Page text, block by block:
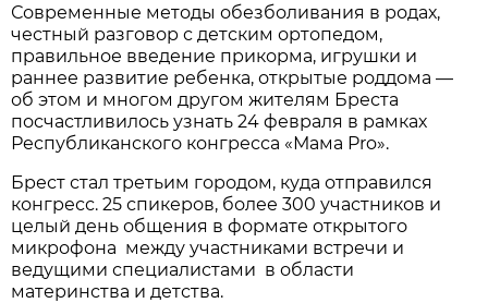
Современные методы обезболивания в родах,
честный разговор с детским ортопедом,
правильное введение прикорма, игрушки и
раннее развитие ребенка, открытые роддома —
об этом и многом другом жителям Бреста
посчастливилось узнать 24 февраля в рамках
Республиканского конгресса «Мама Pro».
Брест стал третьим городом, куда отправился
конгресс. 25 спикеров, более 300 участников и
целый день общения в формате открытого
микрофона между участниками встречи и
ведущими специалистами в области
материнства и детства.